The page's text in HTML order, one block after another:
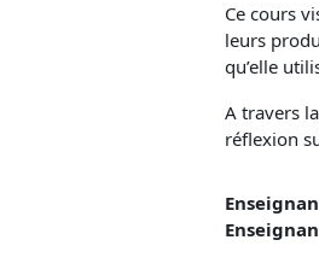
Ce cours
leurs
qu’elle
A travers
réflexion